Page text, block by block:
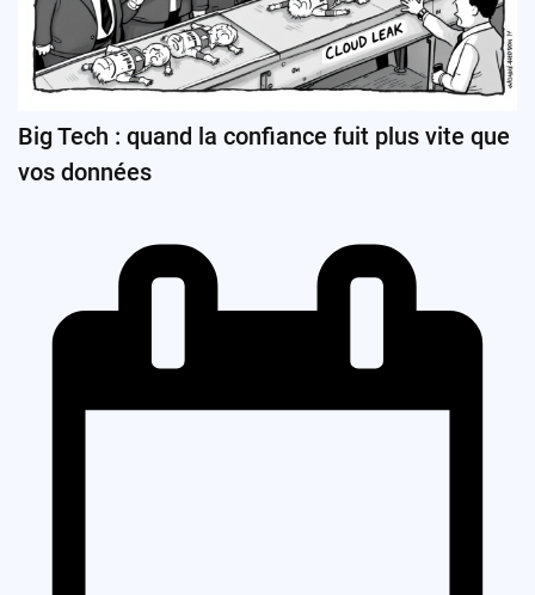
Big Tech : quand la confiance fuit plus vite que
vos données